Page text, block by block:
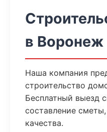
в Воронеж
Наша компания
строительство
Бесплатный выезд
составление
качества.